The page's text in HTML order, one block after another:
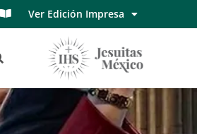
Ver Edición Impresa